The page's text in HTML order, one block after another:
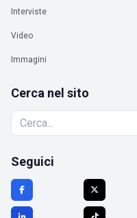
Interviste
Video
Immagini
Cerca nel sito
Seguici